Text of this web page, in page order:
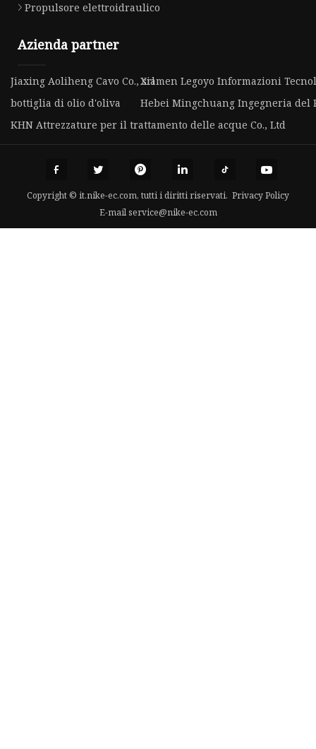
Propulsore elettroidraulico
Azienda partner
Jiaxing Aoliheng Cavo Co., srlXiamen Legoyo Informazioni
bottiglia di olio d'oliva
Hebei Mingchuang Ingegneria del
KHN Attrezzature per il trattamento delle acque Co., Ltd
Copyright © it.nike-ec.com, tutti i diritti riservati. Privacy Policy
E-mail service@nike-ec.com